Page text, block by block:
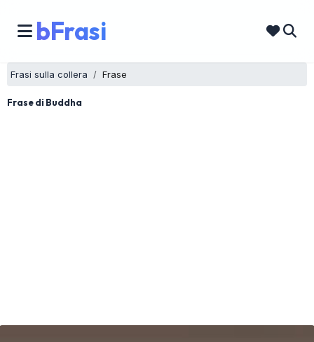
bFrasi
Frasi sulla collera Frase
Frase di Buddha